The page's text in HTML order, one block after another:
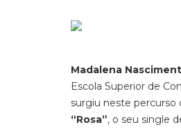
Madalena
Escola Superior de
surgiu neste percurso
“Rosa”, o seu single